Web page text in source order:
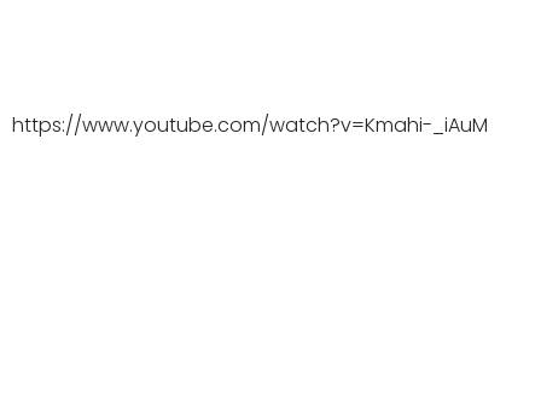
https://www.youtube.com/watch?v=Kmahi-_iAuM